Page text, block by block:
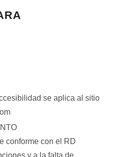
se aplica al sitio
conforme con el RD
y a la falta de